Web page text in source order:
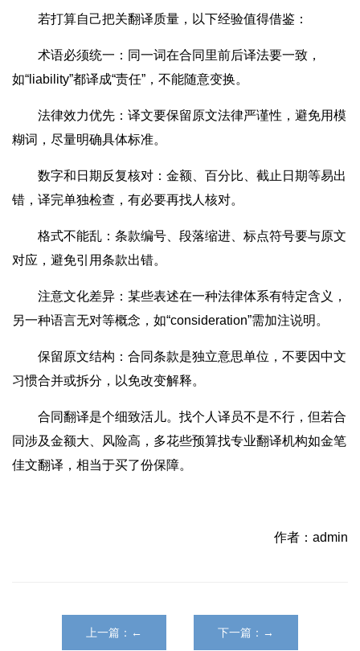
若打算自己把关翻译质量，以下经验值得借鉴：
术语必须统一：同一词在合同里前后译法要一致，
如“liability”都译成“责任”，不能随意变换。
法律效力优先：译文要保留原文法律严谨性，避免用模
糊词，尽量明确具体标准。
数字和日期反复核对：金额、百分比、截止日期等易出
错，译完单独检查，有必要再找人核对。
格式不能乱：条款编号、段落缩进、标点符号要与原文
对应，避免引用条款出错。
注意文化差异：某些表述在一种法律体系有特定含义，
另一种语言无对等概念，如“consideration”需加注说明。
保留原文结构：合同条款是独立意思单位，不要因中文
习惯合并或拆分，以免改变解释。
合同翻译是个细致活儿。找个人译员不是不行，但若合
同涉及金额大、风险高，多花些预算找专业翻译机构如金笔
佳文翻译，相当于买了份保障。
作者：admin
上一篇：← 下一篇：→